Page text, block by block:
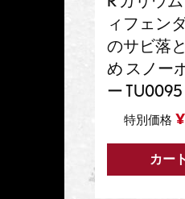
ィフェン
のサビ落
め スノー
ー TU0095
特別価格 ¥
カー